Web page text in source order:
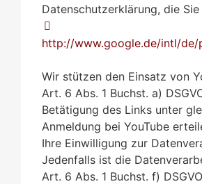
Datenschutzerklärung, die
http://www.google.de/intl/
Wir stützen den Einsatz von
Art. 6 Abs. 1 Buchst. a)
Betätigung des Links unter
Anmeldung bei YouTube
Ihre Einwilligung zur
Jedenfalls ist die
Art. 6 Abs. 1 Buchst. f)